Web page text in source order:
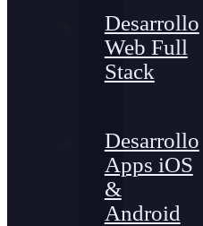
Desarrollo
Web Full
Stack
Desarrollo
Apps iOS
&
Android